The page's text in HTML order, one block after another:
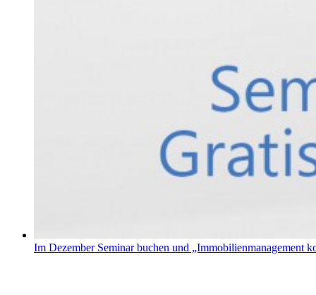
Im Dezember Seminar buchen und „Immobilienmanagement